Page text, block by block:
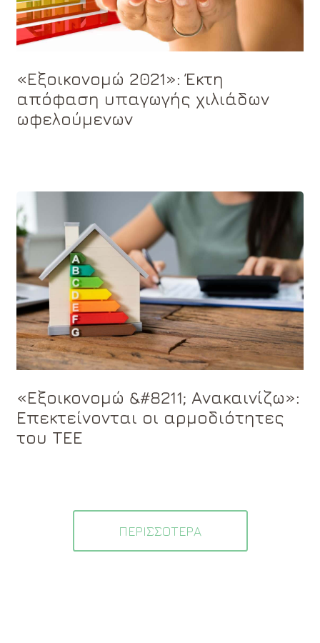
«Εξοικονομώ 2021»: Έκτη
απόφαση υπαγωγής χιλιάδων
ωφελούμενων
«Εξοικονομώ &#8211; Ανακαινίζω»:
Επεκτείνονται οι αρμοδιότητες
του ΤΕΕ
ΠΕΡΙΣΣΟΤΕΡΑ